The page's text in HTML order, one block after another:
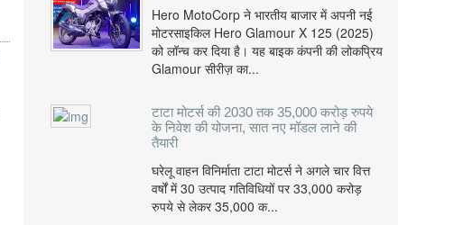
Hero MotoCorp ने भारतीय बाजार में अपनी नई
मोटरसाइकिल Hero Glamour X 125 (2025)
को लॉन्च कर दिया है। यह बाइक कंपनी की लोकप्रिय
Glamour सीरीज़ का...
टाटा मोटर्स की 2030 तक 35,000 करोड़ रुपये
के निवेश की योजना, सात नए मॉडल लाने की
तैयारी
घरेलू वाहन विनिर्माता टाटा मोटर्स ने अगले चार वित्त
वर्षों में 30 उत्पाद गतिविधियों पर 33,000 करोड़
रुपये से लेकर 35,000 क...